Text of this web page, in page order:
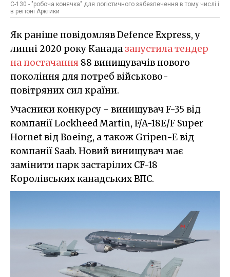
С-130 - "робоча конячка" для логістичного забезпечення в тому числі і
в регіоні Арктики
Як раніше повідомляв Defence Express, у
липні 2020 року Канада запустила тендер
на постачання 88 винищувачів нового
покоління для потреб військово-
повітряних сил країни.
Учасники конкурсу - винищувач F-35 від
компанії Lockheed Martin, F/A-18E/F Super
Hornet від Boeing, а також Gripen-E від
компанії Saab. Новий винищувач має
замінити парк застарілих CF-18
Королівських канадських ВПС.